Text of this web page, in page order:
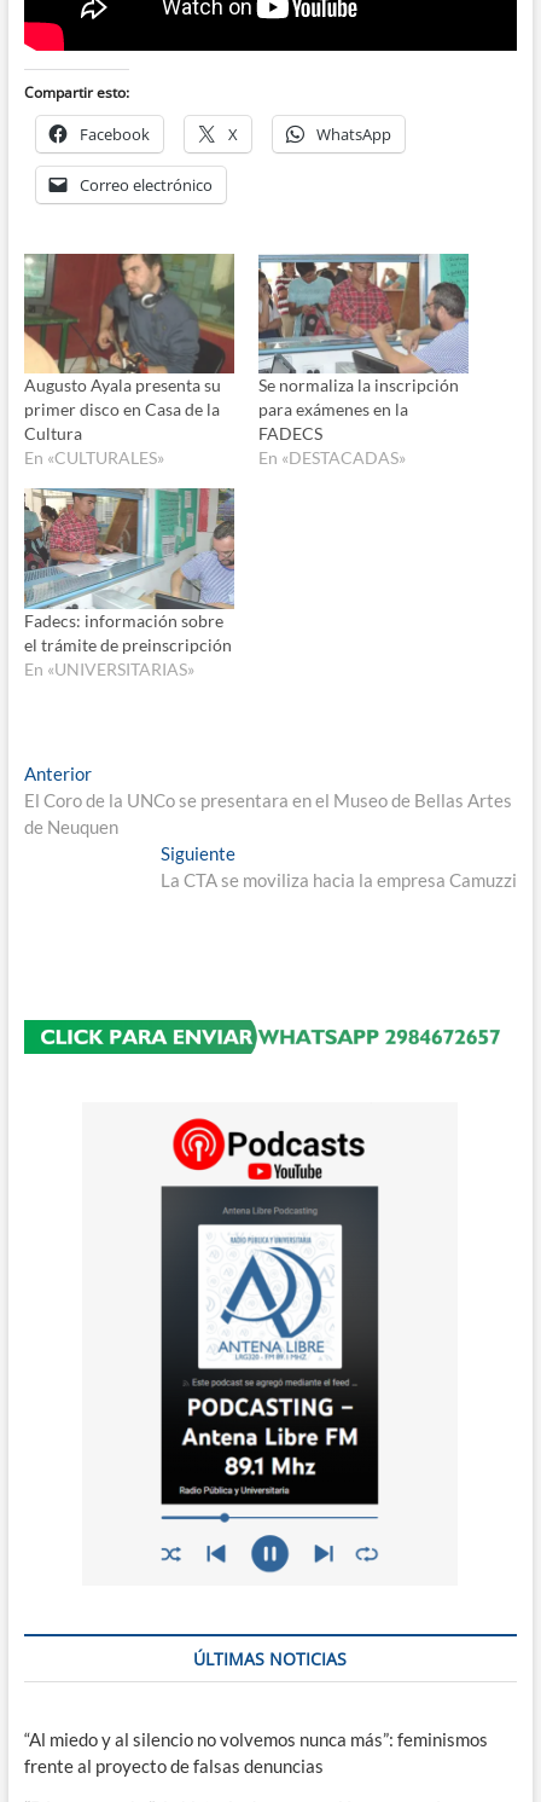
Compartir esto:
Facebook X WhatsApp
Correo electrónico
Augusto Ayala presenta su
primer disco en Casa de la
Cultura
En «CULTURALES»
Se normaliza la inscripción
para exámenes en la
FADECS
En «DESTACADAS»
Fadecs: información sobre
el trámite de preinscripción
En «UNIVERSITARIAS»
Navegación
de
AnteriorEntrada
anterior:
El Coro de la UNCo se presentara en el Museo de Bellas Artes
de Neuquen
SiguienteEntrada
siguiente:
La CTA se moviliza hacia la empresa Camuzzi
ÚLTIMAS NOTICIAS
“Al miedo y al silencio no volvemos nunca más”: feminismos
frente al proyecto de falsas denuncias